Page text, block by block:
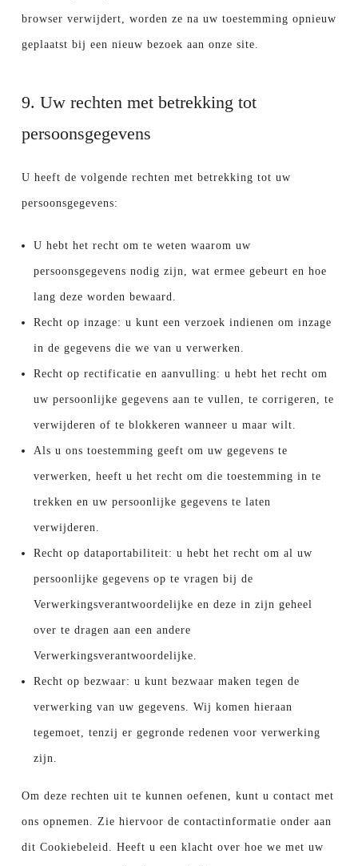
browser verwijdert, worden ze na uw toestemming opnieuw
geplaatst bij een nieuw bezoek aan onze site.
9. Uw rechten met betrekking tot
persoonsgegevens
U heeft de volgende rechten met betrekking tot uw
persoonsgegevens:
U hebt het recht om te weten waarom uw
persoonsgegevens nodig zijn, wat ermee gebeurt en hoe
lang deze worden bewaard.
Recht op inzage: u kunt een verzoek indienen om inzage
in de gegevens die we van u verwerken.
Recht op rectificatie en aanvulling: u hebt het recht om
uw persoonlijke gegevens aan te vullen, te corrigeren, te
verwijderen of te blokkeren wanneer u maar wilt.
Als u ons toestemming geeft om uw gegevens te
verwerken, heeft u het recht om die toestemming in te
trekken en uw persoonlijke gegevens te laten
verwijderen.
Recht op dataportabiliteit: u hebt het recht om al uw
persoonlijke gegevens op te vragen bij de
Verwerkingsverantwoordelijke en deze in zijn geheel
over te dragen aan een andere
Verwerkingsverantwoordelijke.
Recht op bezwaar: u kunt bezwaar maken tegen de
verwerking van uw gegevens. Wij komen hieraan
tegemoet, tenzij er gegronde redenen voor verwerking
zijn.
Om deze rechten uit te kunnen oefenen, kunt u contact met
ons opnemen. Zie hiervoor de contactinformatie onder aan
dit Cookiebeleid. Heeft u een klacht over hoe we met uw